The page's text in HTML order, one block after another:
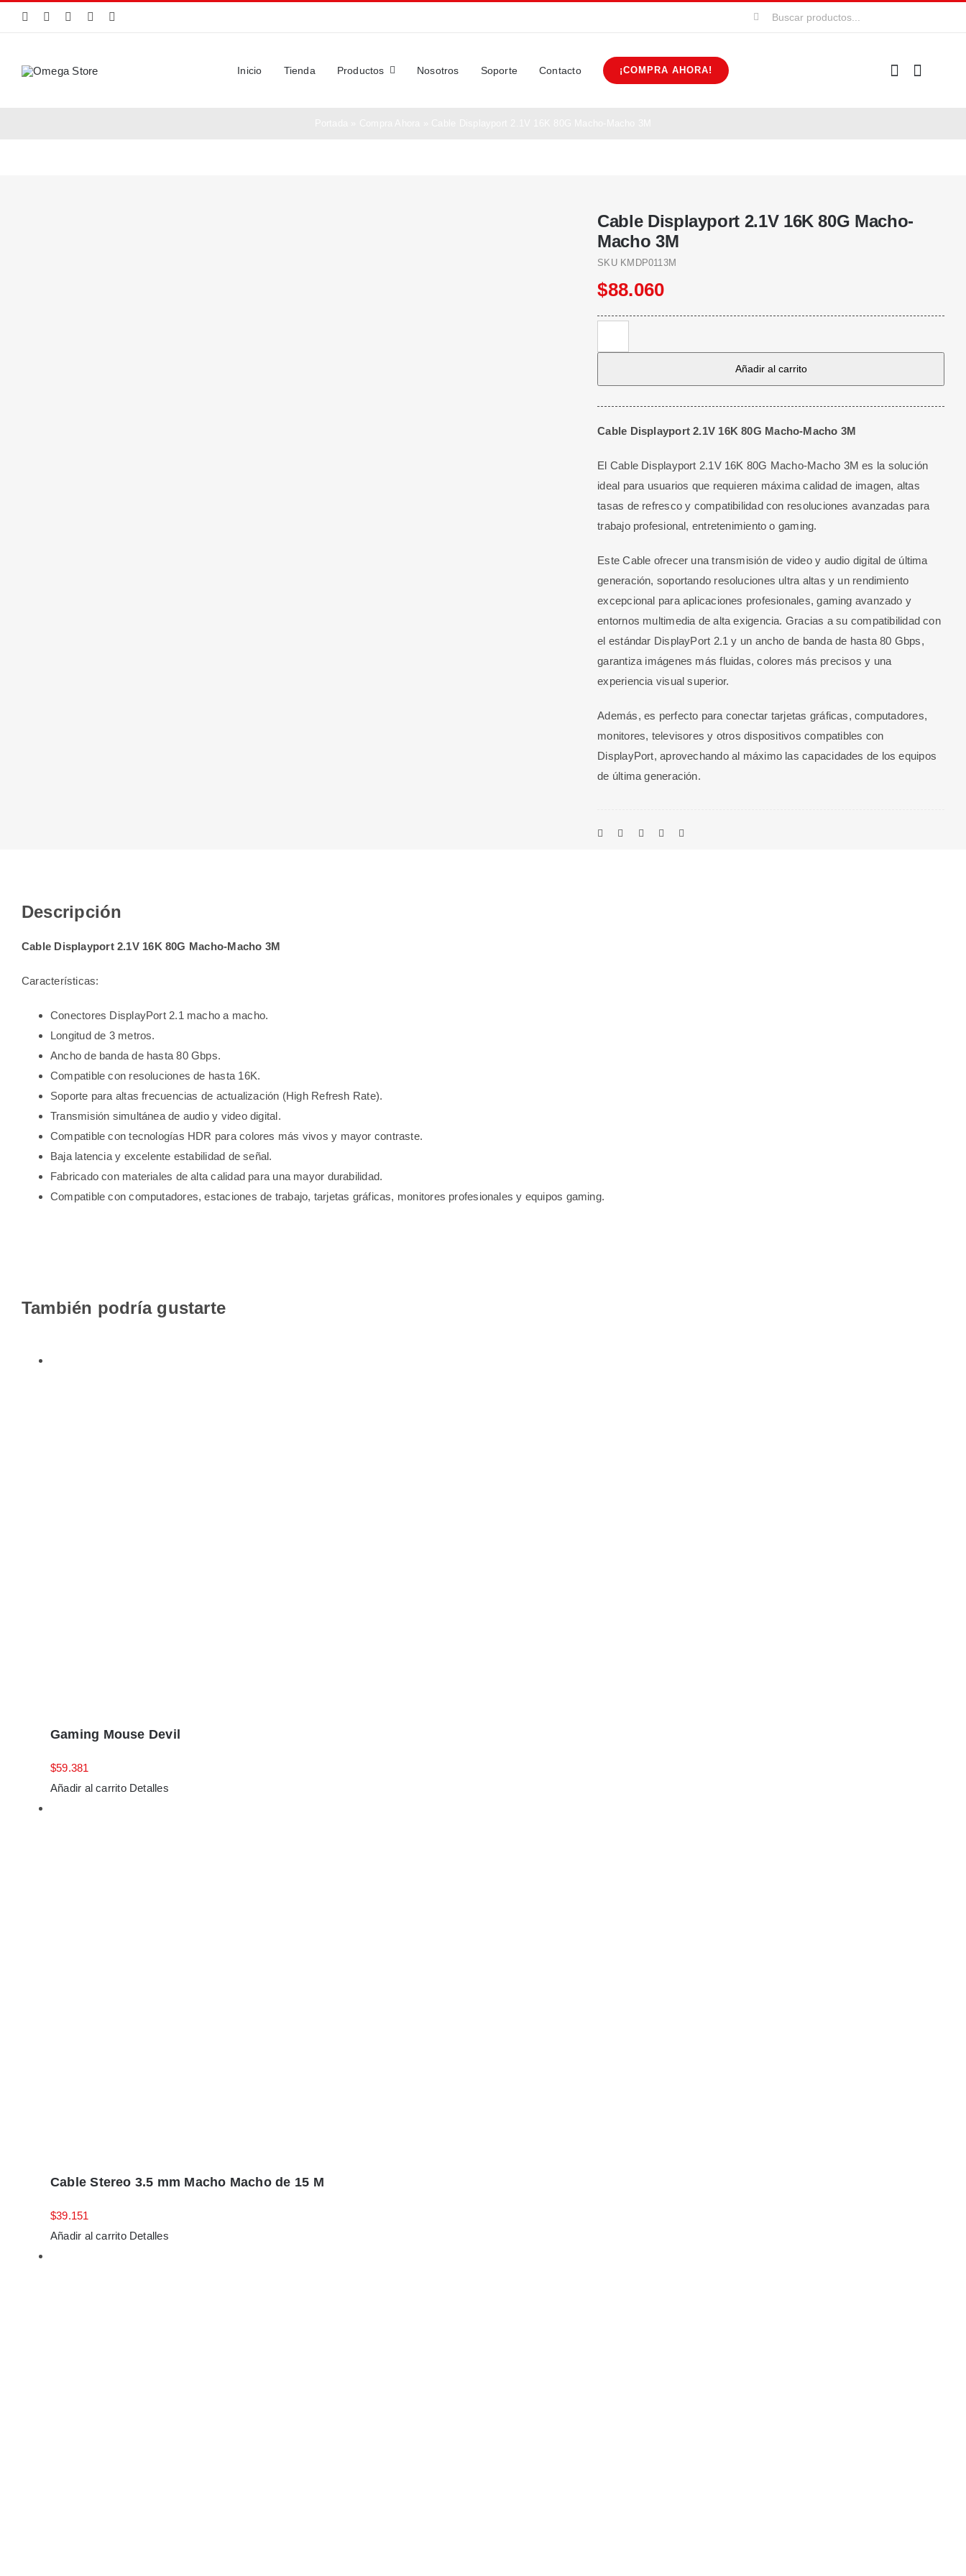
Buscar:
Inicio Tienda Productos Nosotros Soporte Contacto ¡COMPRA AHORA!
Cable Displayport 2.1V 16K 80G Macho-
Macho 3M
SKU KMDP0113M
$88.060
Displayport
16K
80G
Macho-
3M
cantidad
Añadir al carrito
Cable Displayport 2.1V 16K 80G Macho-Macho 3M
El Cable Displayport 2.1V 16K 80G Macho-Macho 3M es la solución
ideal para usuarios que requieren máxima calidad de imagen, altas
tasas de refresco y compatibilidad con resoluciones avanzadas para
trabajo profesional, entretenimiento o gaming.
Este Cable ofrecer una transmisión de video y audio digital de última
generación, soportando resoluciones ultra altas y un rendimiento
excepcional para aplicaciones profesionales, gaming avanzado y
entornos multimedia de alta exigencia. Gracias a su compatibilidad con
el estándar DisplayPort 2.1 y un ancho de banda de hasta 80 Gbps,
garantiza imágenes más fluidas, colores más precisos y una
experiencia visual superior.
Además, es perfecto para conectar tarjetas gráficas, computadores,
monitores, televisores y otros dispositivos compatibles con
DisplayPort, aprovechando al máximo las capacidades de los equipos
de última generación.
Descripción
Cable Displayport 2.1V 16K 80G Macho-Macho 3M
Características:
Conectores DisplayPort 2.1 macho a macho.
Longitud de 3 metros.
Ancho de banda de hasta 80 Gbps.
Compatible con resoluciones de hasta 16K.
Soporte para altas frecuencias de actualización (High Refresh Rate).
Transmisión simultánea de audio y video digital.
Compatible con tecnologías HDR para colores más vivos y mayor contraste.
Baja latencia y excelente estabilidad de señal.
Fabricado con materiales de alta calidad para una mayor durabilidad.
Compatible con computadores, estaciones de trabajo, tarjetas gráficas, monitores profesionales y equipos gaming.
También podría gustarte
Gaming Mouse Devil
$59.381
Añadir al carrito Detalles
Cable Stereo 3.5 mm Macho Macho de 15 M
$39.151
Añadir al carrito Detalles